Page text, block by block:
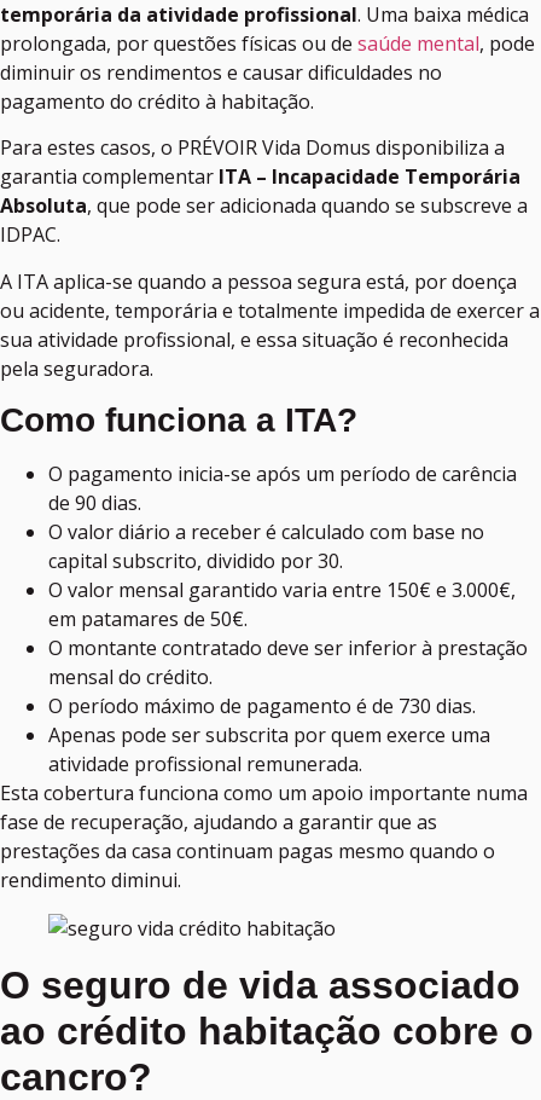
temporária da atividade profissional. Uma baixa médica
prolongada, por questões físicas ou de saúde mental, pode
diminuir os rendimentos e causar dificuldades no
pagamento do crédito à habitação.
Para estes casos, o PRÉVOIR Vida Domus disponibiliza a
garantia complementar ITA – Incapacidade Temporária
Absoluta, que pode ser adicionada quando se subscreve a
IDPAC.
A ITA aplica-se quando a pessoa segura está, por doença
ou acidente, temporária e totalmente impedida de exercer a
sua atividade profissional, e essa situação é reconhecida
pela seguradora.
Como funciona a ITA?
O pagamento inicia-se após um período de carência
de 90 dias.
O valor diário a receber é calculado com base no
capital subscrito, dividido por 30.
O valor mensal garantido varia entre 150€ e 3.000€,
em patamares de 50€.
O montante contratado deve ser inferior à prestação
mensal do crédito.
O período máximo de pagamento é de 730 dias.
Apenas pode ser subscrita por quem exerce uma
atividade profissional remunerada.
Esta cobertura funciona como um apoio importante numa
fase de recuperação, ajudando a garantir que as
prestações da casa continuam pagas mesmo quando o
rendimento diminui.
O seguro de vida associado
ao crédito habitação cobre o
cancro?